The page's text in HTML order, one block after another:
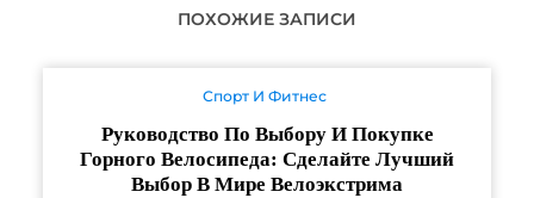
ПОХОЖИЕ ЗАПИСИ
Спорт И Фитнес
Руководство По Выбору И Покупке
Горного Велосипеда: Сделайте Лучший
Выбор В Мире Велоэкстрима